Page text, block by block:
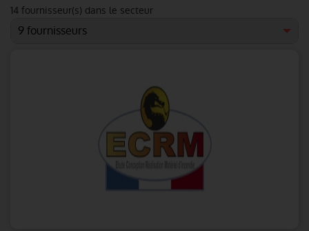
14 fournisseur(s) dans le secteur